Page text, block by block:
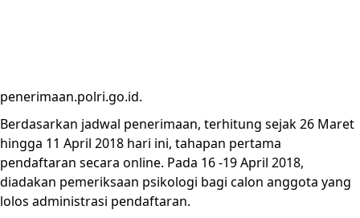
penerimaan.polri.go.id.
Berdasarkan jadwal penerimaan, terhitung sejak 26 Maret
hingga 11 April 2018 hari ini, tahapan pertama
pendaftaran secara online. Pada 16 -19 April 2018,
diadakan pemeriksaan psikologi bagi calon anggota yang
lolos administrasi pendaftaran.